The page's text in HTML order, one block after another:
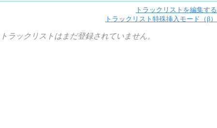
トラックリストを編集する
トラックリスト特殊挿入モード（β）
トラックリストはまだ登録されていません。